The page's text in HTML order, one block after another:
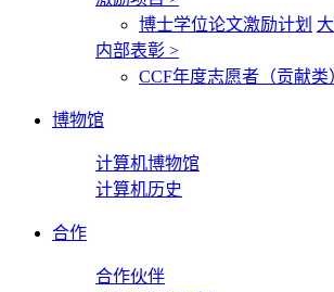
博士学位论文激励计划
内部表彰 >
CCF年度志愿者（贡献类
博物馆
计算机博物馆
计算机历史
合作
合作伙伴